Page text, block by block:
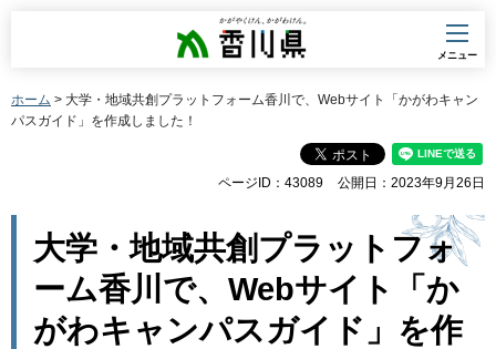
香川県
メニュー
ホーム > 大学・地域共創プラットフォーム香川で、Webサイト「かがわキャン
パスガイド」を作成しました！
ページID：43089 公開日：2023年9月26日
大学・地域共創プラットフォ
ーム香川で、Webサイト「か
がわキャンパスガイド」を作